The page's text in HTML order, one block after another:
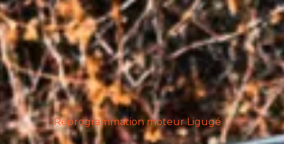
Reprogrammation moteur Ligugé